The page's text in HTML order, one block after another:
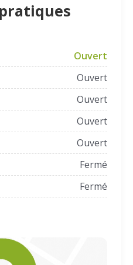
Ouvert
Ouvert
Ouvert
Ouvert
Ouvert
Fermé
Fermé